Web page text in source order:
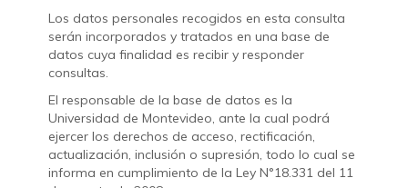
Los datos personales recogidos en esta consulta
serán incorporados y tratados en una base de
datos cuya finalidad es recibir y responder
consultas.
El responsable de la base de datos es la
Universidad de Montevideo, ante la cual podrá
ejercer los derechos de acceso, rectificación,
actualización, inclusión o supresión, todo lo cual se
informa en cumplimiento de la Ley N°18.331 del 11